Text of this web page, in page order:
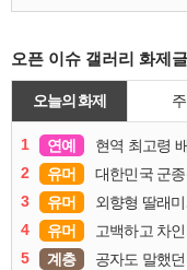
오픈 이슈 갤러리 화제글
오늘의 화제
1 연예 현역 최고령
2
유머 대한민국 군
3
유머 외향형 딸래
4
유머 고백하고 차
5
계층 공자도 말했